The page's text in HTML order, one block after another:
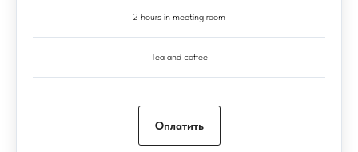
2 hours in meeting room
Tea and coffee
Оплатить